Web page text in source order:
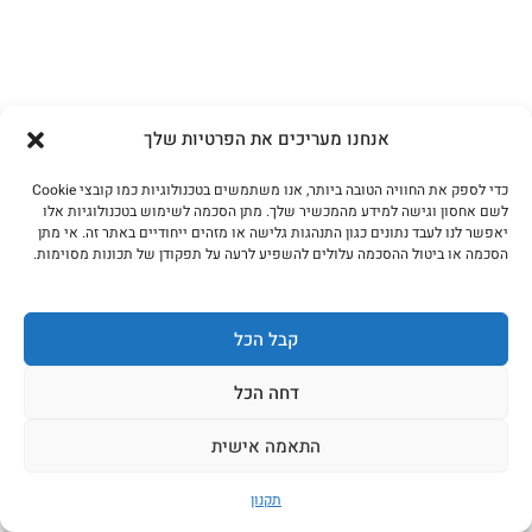
אנחנו מעריכים את הפרטיות שלך
כדי לספק את החוויה הטובה ביותר, אנו משתמשים בטכנולוגיות כמו קובצי Cookie
לשם אחסון וגישה למידע מהמכשיר שלך. מתן הסכמה לשימוש בטכנולוגיות אלו
יאפשר לנו לעבד נתונים כגון התנהגות גלישה או מזהים ייחודיים באתר זה. אי מתן
הסכמה או ביטול ההסכמה עלולים להשפיע לרעה על תפקודן של תכונות מסוימות.
קבל הכל
דחה הכל
התאמה אישית
תקנון
בשרים לעל האש
לכל המוצרים